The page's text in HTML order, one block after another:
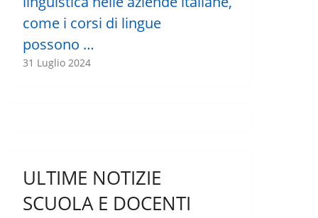
come i corsi di lingue
possono …
31 Luglio 2024
ULTIME NOTIZIE
SCUOLA E DOCENTI